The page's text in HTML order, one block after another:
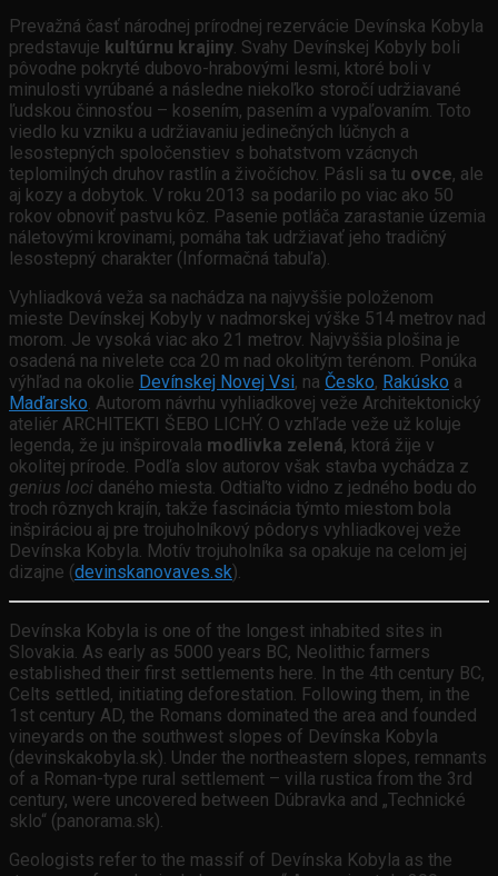
Prevažná časť národnej prírodnej rezervácie Devínska Kobyla
predstavuje kultúrnu krajiny. Svahy Devínskej Kobyly boli
pôvodne pokryté dubovo-hrabovými lesmi, ktoré boli v
minulosti vyrúbané a následne niekoľko storočí udržiavané
ľudskou činnosťou – kosením, pasením a vypaľovaním. Toto
viedlo ku vzniku a udržiavaniu jedinečných lúčnych a
lesostepných spoločenstiev s bohatstvom vzácnych
teplomilných druhov rastlín a živočíchov. Pásli sa tu ovce, ale
aj kozy a dobytok. V roku 2013 sa podarilo po viac ako 50
rokov obnoviť pastvu kôz. Pasenie potláča zarastanie územia
náletovými krovinami, pomáha tak udržiavať jeho tradičný
lesostepný charakter (Informačná tabuľa).
Vyhliadková veža sa nachádza na najvyššie položenom
mieste Devínskej Kobyly v nadmorskej výške 514 metrov nad
morom. Je vysoká viac ako 21 metrov. Najvyššia plošina je
osadená na nivelete cca 20 m nad okolitým terénom. Ponúka
výhľad na okolie Devínskej Novej Vsi, na Česko, Rakúsko a
Maďarsko. Autorom návrhu vyhliadkovej veže Architektonický
ateliér ARCHITEKTI ŠEBO LICHÝ. O vzhľade veže už koluje
legenda, že ju inšpirovala modlivka zelená, ktorá žije v
okolitej prírode. Podľa slov autorov však stavba vychádza z
genius loci daného miesta. Odtiaľto vidno z jedného bodu do
troch rôznych krajín, takže fascinácia týmto miestom bola
inšpiráciou aj pre trojuholníkový pôdorys vyhliadkovej veže
Devínska Kobyla. Motív trojuholníka sa opakuje na celom jej
dizajne (devinskanovaves.sk).
Devínska Kobyla is one of the longest inhabited sites in
Slovakia. As early as 5000 years BC, Neolithic farmers
established their first settlements here. In the 4th century BC,
Celts settled, initiating deforestation. Following them, in the
1st century AD, the Romans dominated the area and founded
vineyards on the southwest slopes of Devínska Kobyla
(devinskakobyla.sk). Under the northeastern slopes, remnants
of a Roman-type rural settlement – villa rustica from the 3rd
century, were uncovered between Dúbravka and „Technické
sklo“ (panorama.sk).
Geologists refer to the massif of Devínska Kobyla as the